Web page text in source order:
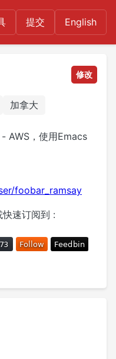
提交 English
修改
加拿大
AWS，使用Emacs
foobar_ramsay
速订阅到 :